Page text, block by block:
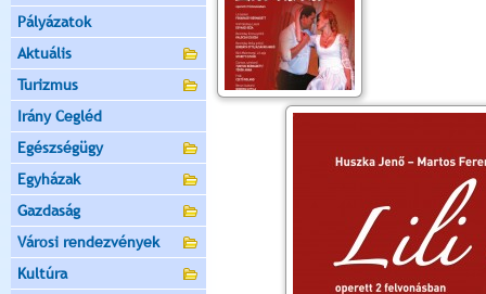
Pályázatok
Aktuális
Turizmus
Irány Cegléd
Egészségügy
Egyházak
Gazdaság
Városi rendezvények
Kultúra